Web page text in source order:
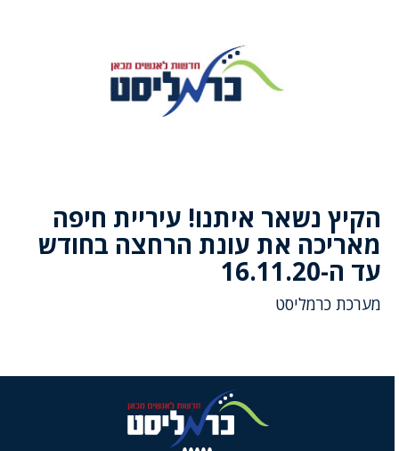
הקיץ נשאר איתנו! עיריית חיפה
מאריכה את עונת הרחצה בחודש
עד ה-16.11.20
מערכת כרמליסט